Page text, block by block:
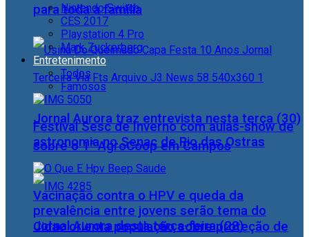
para toda a família
Jornal Aurora traz entrevista nesta terça (30)
sobre o 1° AgroCoop em Campos
Cidac orienta população sobre proteção de
Nintendo Switch
CES 2017
Playstation 4 Pro
Mark Zuckerberg
Entretenimento
Todos
Famosos
Festival Sesc de Inverno com aulas-show de
astronomia no Senac de Rio das Ostras
Vacinação contra o HPV e queda da
prevalência entre jovens serão tema do
Jornal Aurora desta terça-feira (28)